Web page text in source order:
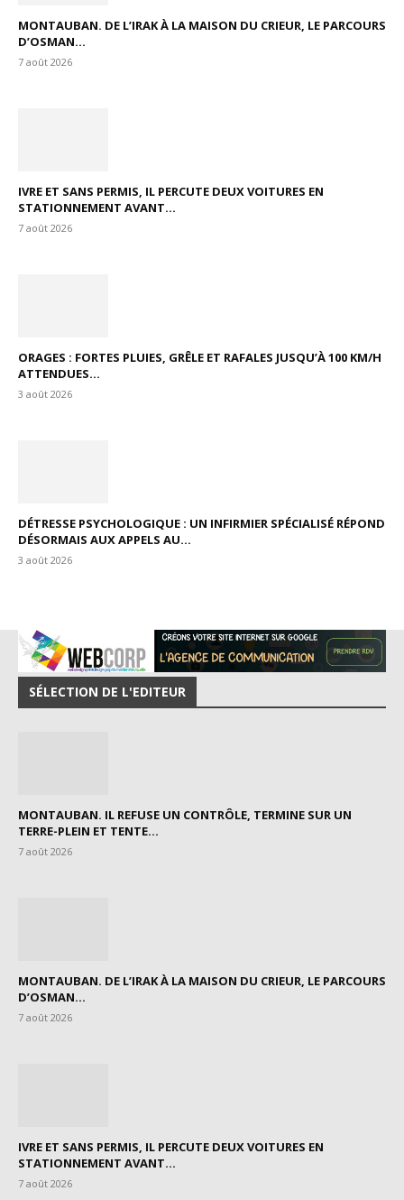
MONTAUBAN. DE L’IRAK À LA MAISON DU CRIEUR, LE PARCOURS
D’OSMAN...
7 août 2026
IVRE ET SANS PERMIS, IL PERCUTE DEUX VOITURES EN
STATIONNEMENT AVANT...
7 août 2026
ORAGES : FORTES PLUIES, GRÊLE ET RAFALES JUSQU’À 100 KM/H
ATTENDUES...
3 août 2026
DÉTRESSE PSYCHOLOGIQUE : UN INFIRMIER SPÉCIALISÉ RÉPOND
DÉSORMAIS AUX APPELS AU...
3 août 2026
SÉLECTION DE L'EDITEUR
MONTAUBAN. IL REFUSE UN CONTRÔLE, TERMINE SUR UN
TERRE-PLEIN ET TENTE...
7 août 2026
MONTAUBAN. DE L’IRAK À LA MAISON DU CRIEUR, LE PARCOURS
D’OSMAN...
7 août 2026
IVRE ET SANS PERMIS, IL PERCUTE DEUX VOITURES EN
STATIONNEMENT AVANT...
7 août 2026